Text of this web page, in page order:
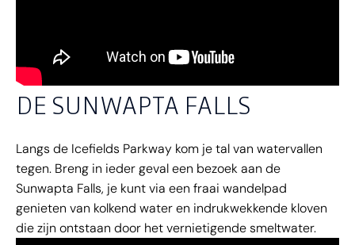
DE SUNWAPTA FALLS
Langs de Icefields Parkway kom je tal van watervallen
tegen. Breng in ieder geval een bezoek aan de
Sunwapta Falls, je kunt via een fraai wandelpad
genieten van kolkend water en indrukwekkende kloven
die zijn ontstaan door het vernietigende smeltwater.